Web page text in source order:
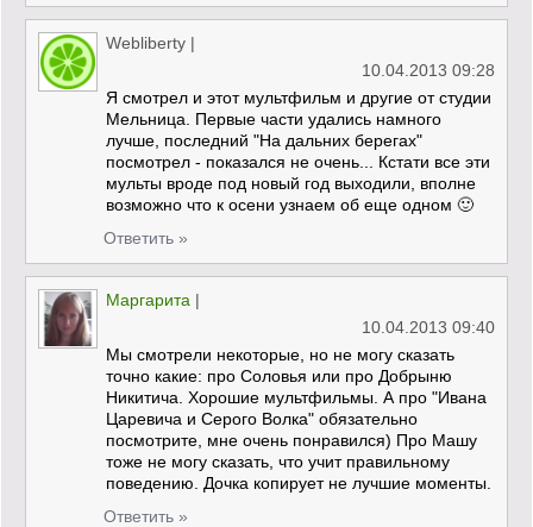
Webliberty |
10.04.2013 09:28
Я смотрел и этот мультфильм и другие от студии
Мельница. Первые части удались намного
лучше, последний "На дальних берегах"
посмотрел - показался не очень... Кстати все эти
мульты вроде под новый год выходили, вполне
возможно что к осени узнаем об еще одном 🙂
Ответить »
Маргарита |
10.04.2013 09:40
Мы смотрели некоторые, но не могу сказать
точно какие: про Соловья или про Добрыню
Никитича. Хорошие мультфильмы. А про "Ивана
Царевича и Серого Волка" обязательно
посмотрите, мне очень понравился) Про Машу
тоже не могу сказать, что учит правильному
поведению. Дочка копирует не лучшие моменты.
Ответить »